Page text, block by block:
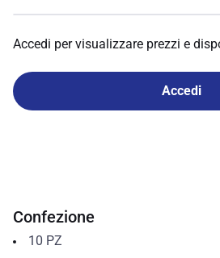
Accedi per visualizzare prezzi e
Accedi
Confezione
10 PZ